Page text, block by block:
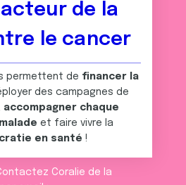
que vous leur avez fournies
de la
le cancer
permettent de financer la
des campagnes de
accompagner chaque
et faire vivre la
en santé !
Coralie de la